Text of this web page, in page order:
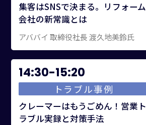
集客はSNSで決まる。リフォーム
会社の新常識とは
アババイ 取締役社長 渡久地美鈴氏
14:30-15:20
トラブル事例
クレーマーはもうごめん！営業ト
ラブル実録と対策手法